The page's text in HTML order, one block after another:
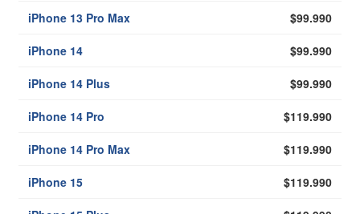
iPhone 13 Pro Max $99.990
iPhone 14 $99.990
iPhone 14 Plus $99.990
iPhone 14 Pro $119.990
iPhone 14 Pro Max $119.990
iPhone 15 $119.990